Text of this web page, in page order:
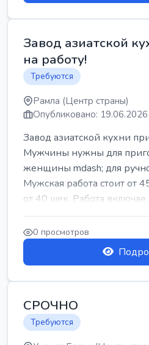
Завод азиатской
на работу!
Требуются
Рамла (Центр страны)
Опубликовано: 19.06.2026
Завод азиатской кухни
Мужчины нужны для
женщины mdash; для
Мужская работа стоит от
от 40 шек. Работа включае...
0 просмотров
СРОЧНО
Требуются